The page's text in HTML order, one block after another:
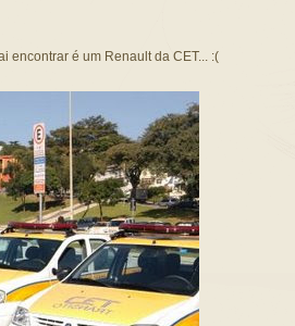
encontrar é um Renault da CET... :(